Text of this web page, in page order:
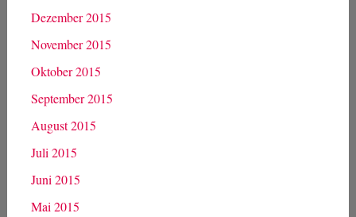
Dezember 2015
November 2015
Oktober 2015
September 2015
August 2015
Juli 2015
Juni 2015
Mai 2015